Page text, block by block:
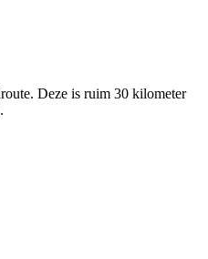
Deze is ruim 30 kilometer